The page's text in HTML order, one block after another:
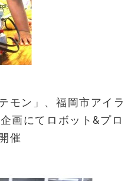
モン」、福岡市アイラ
画にてロボット&プロ
催